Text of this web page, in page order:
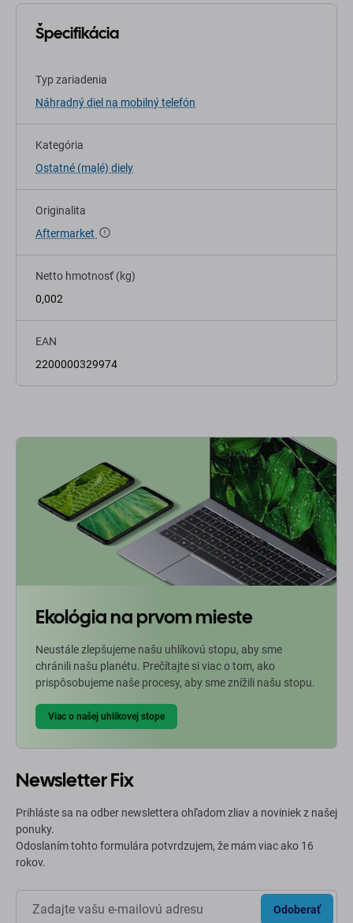
Špecifikácia
Typ zariadenia
Náhradný diel na mobilný telefón
Kategória
Ostatné (malé) diely
Originalita
Aftermarket
Netto hmotnosť (kg)
0,002
EAN
2200000329974
Ekológia na prvom mieste
Neustále zlepšujeme našu uhlíkovú stopu, aby sme
chránili našu planétu. Prečítajte si viac o tom, ako
prispôsobujeme naše procesy, aby sme znížili našu stopu.
Viac o našej uhlíkovej stope
Newsletter Fix
Prihláste sa na odber newslettera ohľadom zliav a noviniek z našej
ponuky.
Odoslaním tohto formulára potvrdzujem, že mám viac ako 16
rokov.
Odoberať